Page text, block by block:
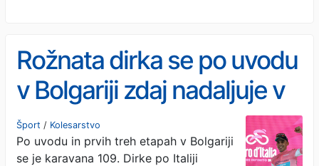
Rožnata dirka se po uvodu
v Bolgariji zdaj nadaljuje v
Kalabriji
Šport / Kolesarstvo
Po uvodu in prvih treh etapah v Bolgariji
se je karavana 109. Dirke po Italiji